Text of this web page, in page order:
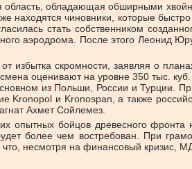
обладающая обширными
находятся чиновники, которые
стать собственником
аэродрома. После этого Леонид
скромности, заявляя о
оценивают на уровне 350 тыс.
из Польши, России и Турции.
Kronopol и Kronospan, а также
Ахмет Сойлемез.
опытных бойцов древесного фронта
более чем востребован. При
несмотря на финансовый кризис,